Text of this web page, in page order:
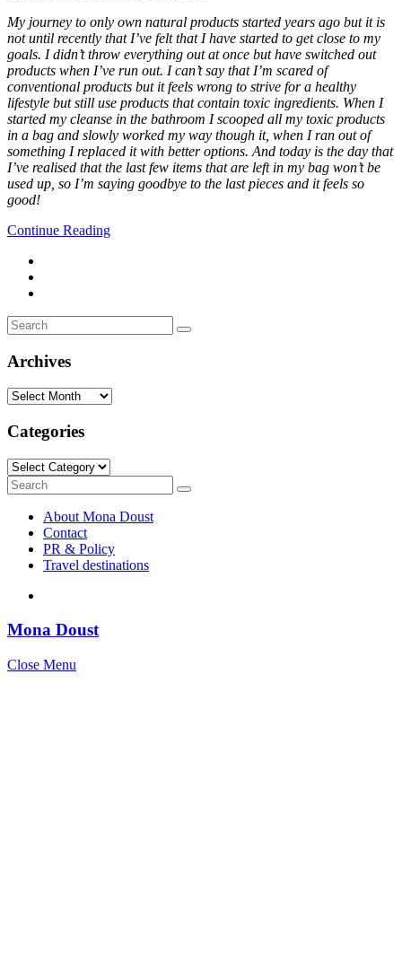
My journey to only own natural products started years ago but it is
not until recently that I’ve felt that I have started to get close to my
goals. I didn’t throw everything out at once but have switched out
products when I’ve run out. I can’t say that I’m scared of
conventional products but it feels wrong to strive for a healthy
lifestyle but still use products that contain toxic ingredients. When I
started my cleanse in the bathroom I scooped all my toxic products
in a bag and slowly worked my way though it, when I ran out of
something I replaced it with better options. And today is the day that
I’ve realised that the last few items that are left in my bag won’t be
used up, so I’m saying goodbye to the last pieces and it feels so
good!
Continue Reading
Search
for:
Search
Archives
Archives
Categories
Categories
Search
for:
Search
About Mona Doust
Contact
PR & Policy
Travel destinations
Mona Doust
Close Menu